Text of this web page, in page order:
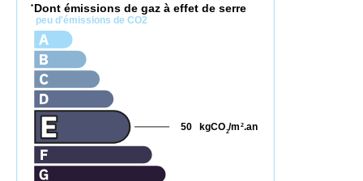
* Dont émissions de gaz à effet de serre
peu d'émissions de CO2
kgCO2/m 2.an
50